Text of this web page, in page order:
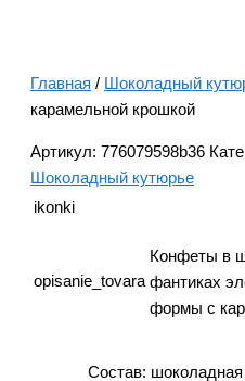
Главная / Шоколадный
карамельной крошкой
Артикул: 776079598b36
Шоколадный кутюрье
ikonki
opisanie_tovara
Конфеты в
фантиках
формы с
Состав: шоколадная